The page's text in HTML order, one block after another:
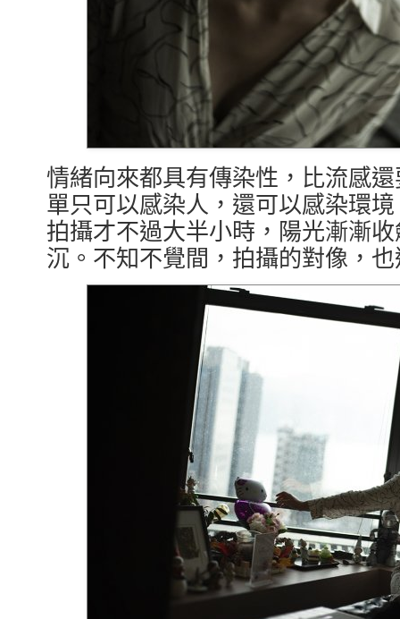
情緒向來都具有傳染性，比流感
單只可以感染人，還可以感染環
拍攝才不過大半小時，陽光漸漸
沉。不知不覺間，拍攝的對像，